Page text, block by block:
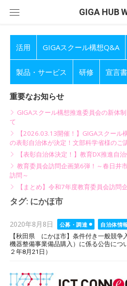
GIGA HUB
活用 GIGAスクール構想Q&A
製品・サービス 研修 宣言書
重要なお知らせ
GIGAスクール構想推進委員会の新体
て
【2026.03.13開催！】GIGAスクール
の表彰自治体が決定！文部科学省様のご
【表彰自治体決定！】教育DX推進自
教育委員会訪問企画第6弾！～春日
訪問～
【まとめ】令和7年度教育委員会訪問
タグ: にかほ市
Posted
on
2020年8月8日 公募・調達
自治体情報
【秋田県 にかほ市】条件付き一般競争
機器整備事業備品購入）に係る公告につ
２年8月21日）